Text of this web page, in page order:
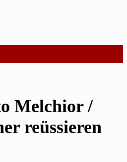
Melchior /
reüssieren